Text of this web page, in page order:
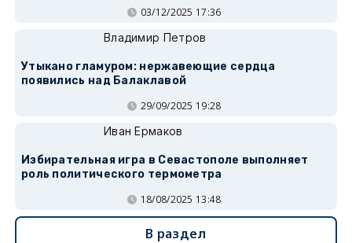
03/12/2025 17:36
Владимир Петров
Утыкано гламуром: нержавеющие сердца
появились над Балаклавой
29/09/2025 19:28
Иван Ермаков
Избирательная игра в Севастополе выполняет
роль политического термометра
18/08/2025 13:48
В раздел